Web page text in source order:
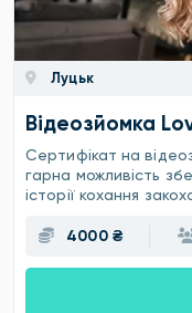
Луцьк
Відеозйомка
Сертифікат на
гарна можливість
історії кохання
4000 ₴